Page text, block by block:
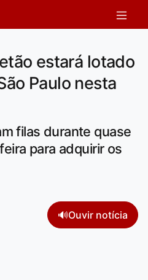
estará lotado
Paulo nesta
filas durante quase
para adquirir os
🔊Ouvir notícia